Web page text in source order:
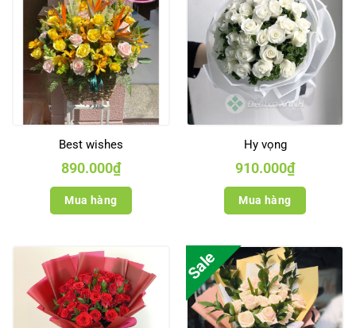
Best wishes
890.000₫
Mua hàng
Hy vọng
910.000₫
Mua hàng
Sale